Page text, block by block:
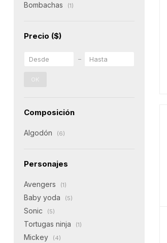
Bombachas (1)
Precio ($)
OK
Composición
Algodón (6)
Personajes
Avengers (1)
Baby yoda (5)
Sonic (5)
Tortugas ninja (1)
Mickey (4)